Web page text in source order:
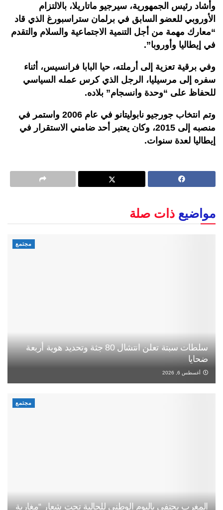
وأشاد رئيس الجمهورية، سيرجيو ماتاريلا، بالالتزام
الأوروبي للعضو السابق في برلمان ستراسبورغ الذي قاد
“معارك مهمة من أجل التنمية الاجتماعية والسلام والتقدم
في إيطاليا وأوروبا”.
وفي برقية تعزية إلى أرملته، حيا البابا فرانسيس، أثناء
سفره إلى مرسيليا، الرجل الذي كرس عمله السياسي
للحفاظ على “وحدة وانسجام” بلاده.
وتم انتخاب جورجيو نابوليتانو في عام 2006 واستمر في
منصبه إلى 2015، وكان يعتبر أحد ضامني الاستقرار في
إيطاليا لعدة سنوات.
مواضيع ذات صلة
مجتمع
سلطات سبتة تعلن انتشال 80 جثة وتحديد هوية أربعة
ضحايا
أغسطس 6, 2026
مجتمع
المغرب يحتفي باليوم الوطني للجالية تحت شعار “مغاربة